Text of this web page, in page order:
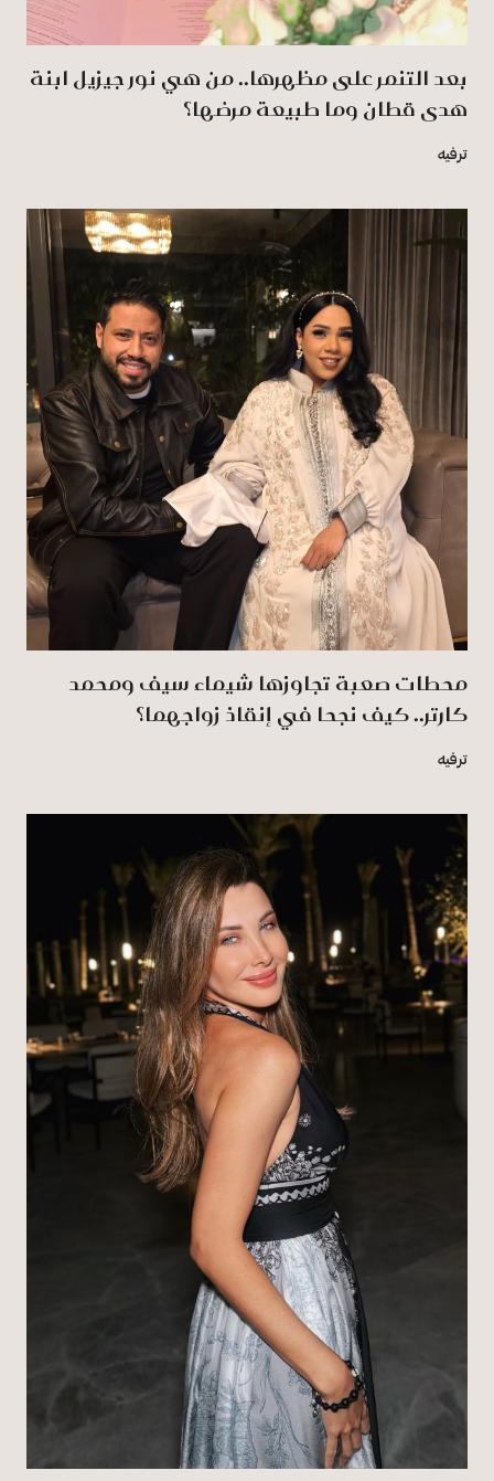
بعد التنمر على مظهرها.. من هي نور جيزيل ابنة
هدى قطان وما طبيعة مرضها؟
ترفيه
محطات صعبة تجاوزها شيماء سيف ومحمد
كارتر.. كيف نجحا في إنقاذ زواجهما؟
ترفيه